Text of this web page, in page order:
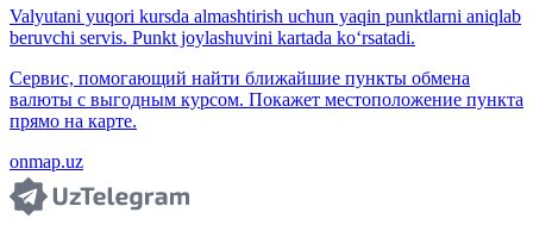
Valyutani yuqori kursda almashtirish uchun yaqin punktlarni aniqlab
beruvchi servis. Punkt joylashuvini kartada ko‘rsatadi.
Сервис, помогающий найти ближайшие пункты обмена
валюты с выгодным курсом. Покажет местоположение пункта
прямо на карте.
onmap.uz